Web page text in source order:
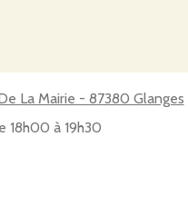
La Mairie - 87380 Glanges
18h00 à 19h30